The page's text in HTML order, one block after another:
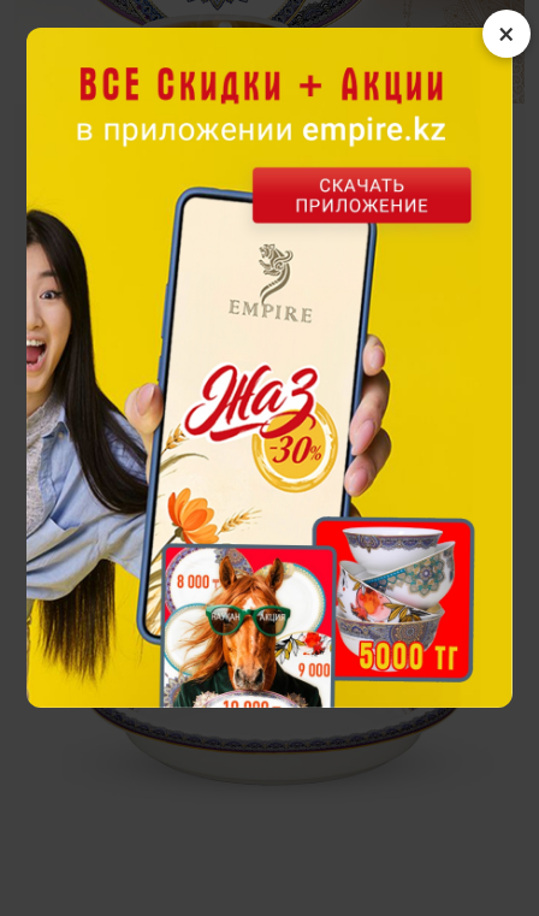
×
Ханшайым
Солнце - царица Неба, дарит свою лучистую энергию на
белоснежном фарфоре столового сервиза Ханшаим
Посмотреть